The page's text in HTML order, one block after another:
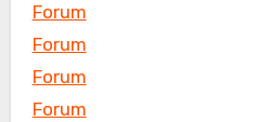
Forum
Forum
Forum
Forum